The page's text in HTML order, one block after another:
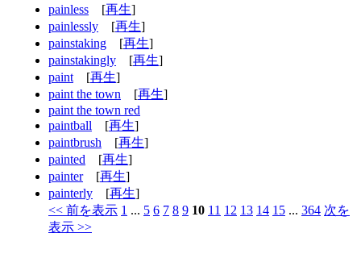
painless [再生]
painlessly [再生]
painstaking [再生]
painstakingly [再生]
paint [再生]
paint the town [再生]
paint the town red
paintball [再生]
paintbrush [再生]
painted [再生]
painter[再生]
painterly [再生]
<< 前を表示 1 ... 5 6 7 8 9 10 11 12 13 14 15 ... 364 次を
表示 >>